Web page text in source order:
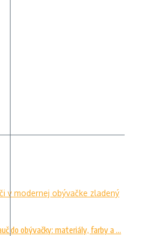
do obývačky: materiály, farby a ...